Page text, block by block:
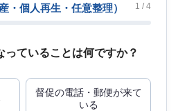
・個人再生・任意整理） 1 / 4
っていることは何ですか？
督促の電話・郵便が来て
いる